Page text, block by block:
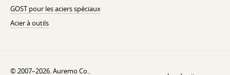
GOST pour les aciers spéciaux
Acier à outils
© 2007–2026. Auremo Co..